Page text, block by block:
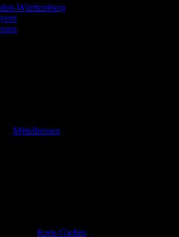
Württemberg
Mittelhessen
Kreis Gießen